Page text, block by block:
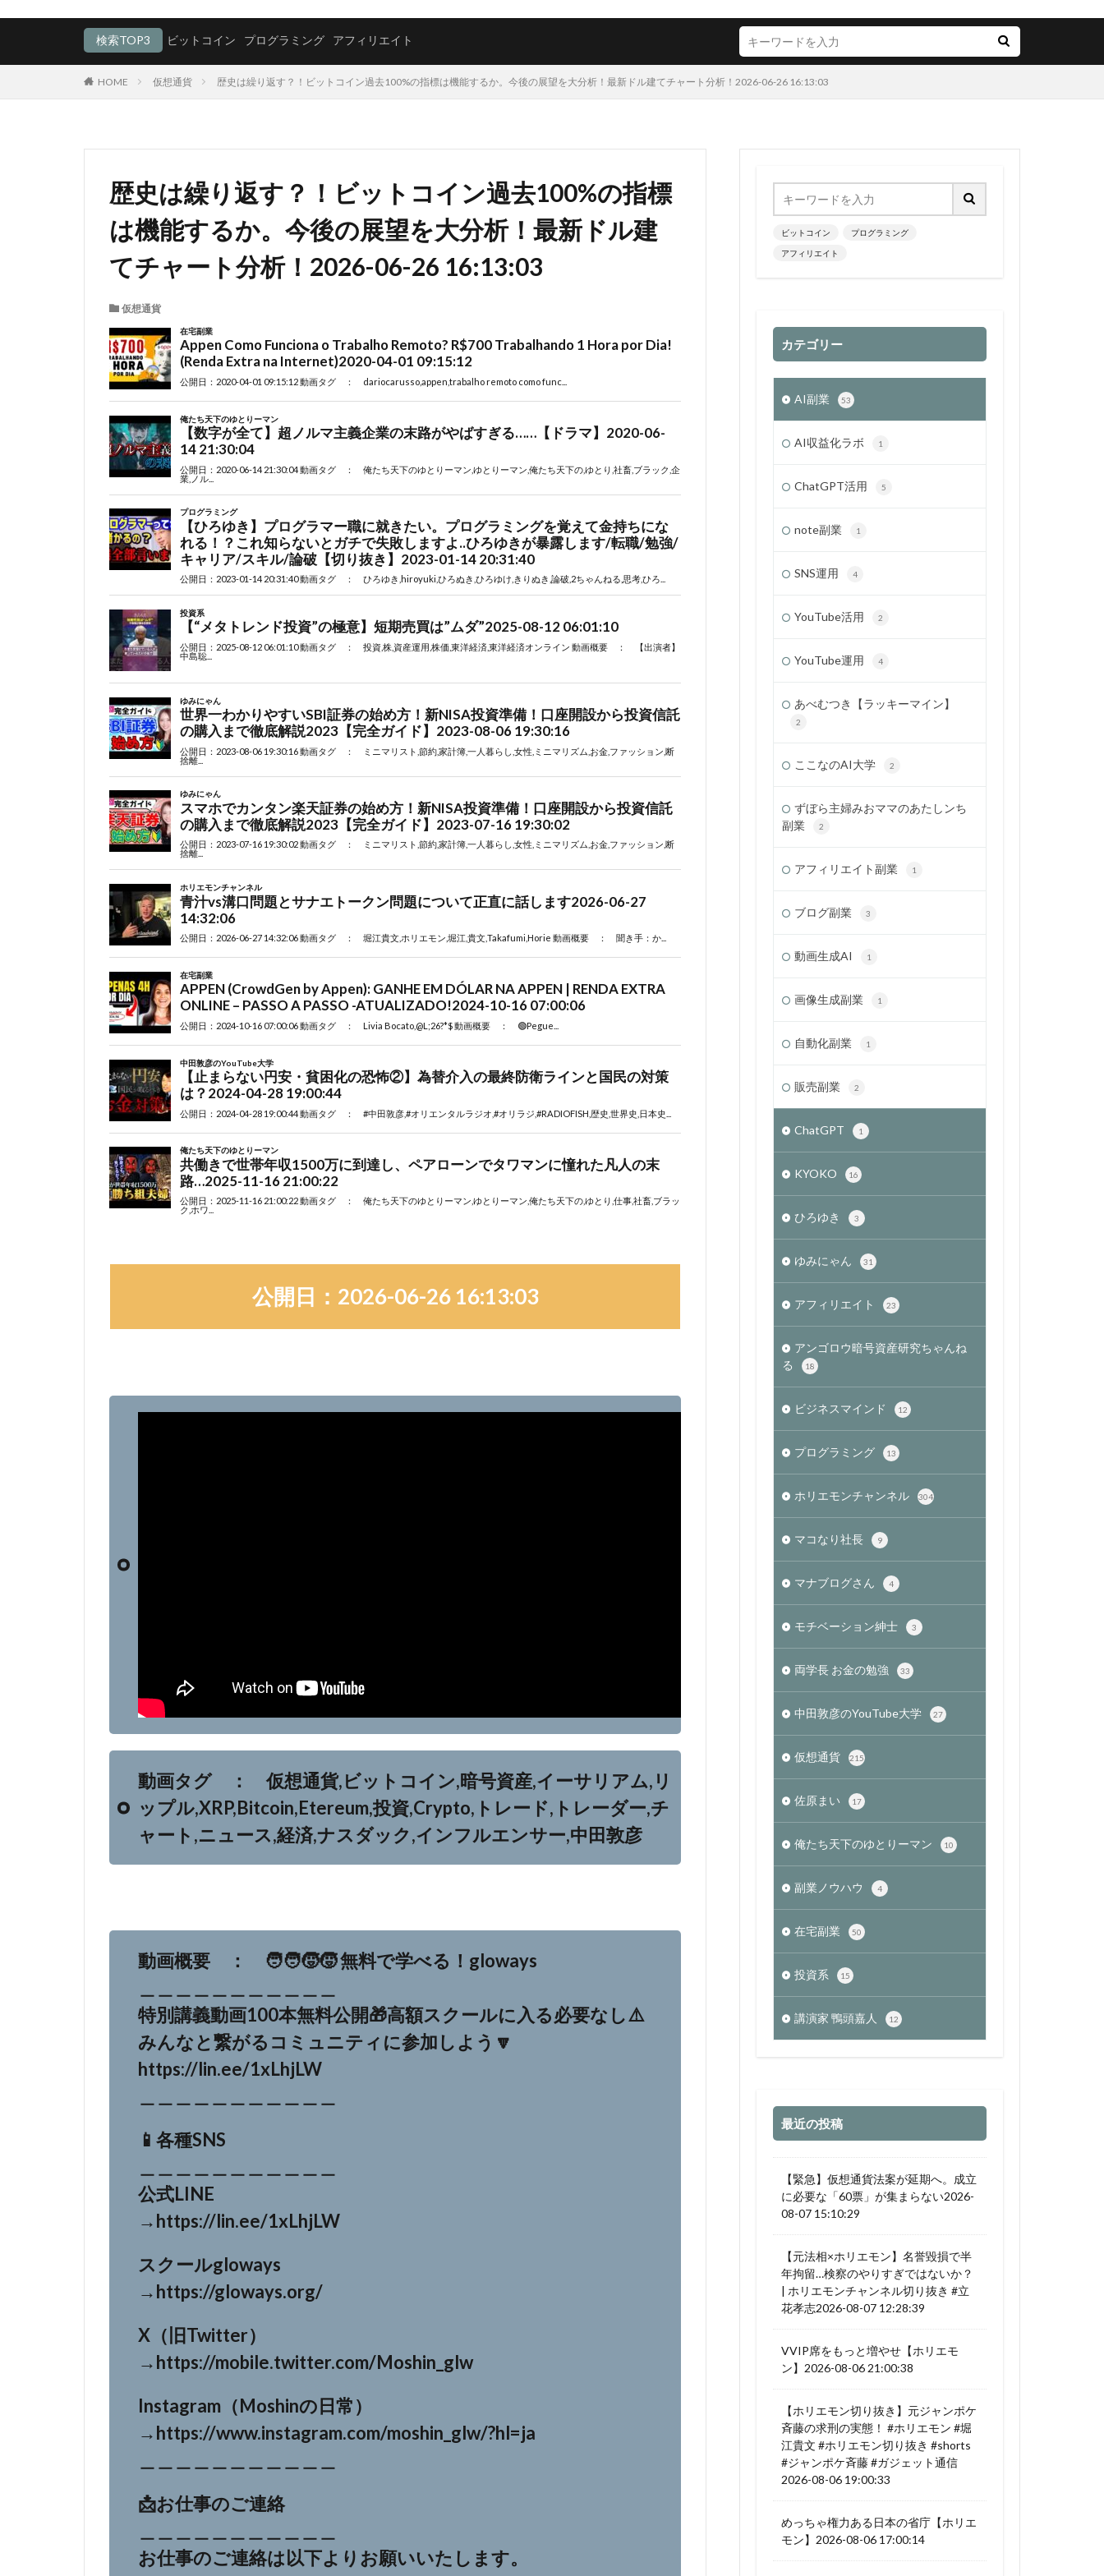
検索TOP3 ビットコイン プログラミング アフィリエイト
HOME 仮想通貨 歴史は繰り返す？！ビットコイン過去100%の指標は機能するか。今後の展望を大分析！最新ドル建てチャート分析！2026-06-26 16:13:03
歴史は繰り返す？！ビットコイン過去100%の指標
は機能するか。今後の展望を大分析！最新ドル建
てチャート分析！2026-06-26 16:13:03
仮想通貨
公開日：2026-06-26 16:13:03
動画タグ ： 仮想通貨,ビットコイン,暗号資産,イーサリアム,リ
ップル,XRP,Bitcoin,Etereum,投資,Crypto,トレード,トレーダー,チ
ャート,ニュース,経済,ナスダック,インフルエンサー,中田敦彦
動画概要 ： 🧑‍🧑‍🧒‍🧒 無料で学べる！gloways
特別講義動画100本無料公開🎁高額スクールに入る必要なし⚠️
みんなと繋がるコミュニティに参加しよう🔽
https://lin.ee/1xLhjLW
📱各種SNS
公式LINE
→https://lin.ee/1xLhjLW
スクールgloways
→https://gloways.org/
X（旧Twitter）
→https://mobile.twitter.com/Moshin_glw
Instagram（Moshinの日常）
→https://www.instagram.com/moshin_glw/?hl=ja
📩お仕事のご連絡
お仕事のご連絡は以下よりお願いいたします。
ビットコイン プログラミング
アフィリエイト
カテゴリー
AI副業 53
AI収益化ラボ 1
ChatGPT活用 5
note副業 1
SNS運用 4
YouTube活用 2
YouTube運用 4
あべむつき【ラッキーマイン】
2
ここなのAI大学 2
ずぼら主婦みおママのあたしンち
副業
2
アフィリエイト副業 1
ブログ副業 3
動画生成AI 1
画像生成副業 1
自動化副業 1
販売副業 2
ChatGPT 1
KYOKO 16
ひろゆき 3
ゆみにゃん 31
アフィリエイト 23
アンゴロウ暗号資産研究ちゃんね
る
18
ビジネスマインド 12
プログラミング 13
ホリエモンチャンネル 304
マコなり社長 9
マナブログさん 4
モチベーション紳士 3
両学長 お金の勉強 33
中田敦彦のYouTube大学 27
仮想通貨 215
佐原まい 17
俺たち天下のゆとりーマン 10
副業ノウハウ 4
在宅副業 50
投資系 15
講演家 鴨頭嘉人 12
最近の投稿
【緊急】仮想通貨法案が延期へ。成立
に必要な「60票」が集まらない2026-
08-07 15:10:29
【元法相×ホリエモン】名誉毀損で半
年拘留…検察のやりすぎではないか？
| ホリエモンチャンネル切り抜き #立
花孝志2026-08-07 12:28:39
VVIP席をもっと増やせ【ホリエモ
ン】2026-08-06 21:00:38
【ホリエモン切り抜き】元ジャンポケ
斉藤の求刑の実態！ #ホリエモン #堀
江貴文 #ホリエモン切り抜き #shorts
#ジャンポケ斉藤 #ガジェット通信
2026-08-06 19:00:33
めっちゃ権力ある日本の省庁【ホリエ
モン】2026-08-06 17:00:14